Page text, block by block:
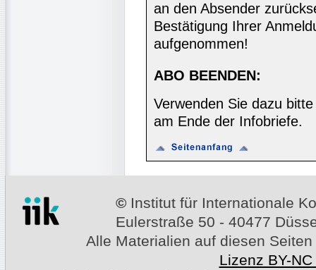
an den Absender
Bestätigung Ihrer
aufgenommen!
ABO BEENDEN:
Verwenden Sie dazu
am Ende der Infobriefe.
© Institut für Internationale
Eulerstraße 50 - 40477
Alle Materialien auf diesen
Lizenz BY-